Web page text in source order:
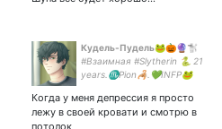
Кудель-Пудель🐸🎃🔮🐩
#Взаимная #Slytherin 🐍 21
years.♏Pion🦂.💚INFP🐸
Когда у меня депрессия я просто
лежу в своей кровати и смотрю в
потолок